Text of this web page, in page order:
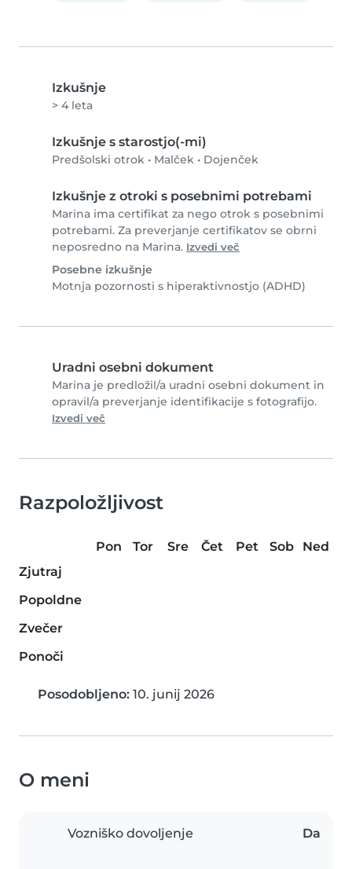
Izkušnje
> 4 leta
Izkušnje s starostjo(-mi)
Predšolski otrok • Malček • Dojenček
Izkušnje z otroki s posebnimi potrebami
Marina ima certifikat za nego otrok s posebnimi
potrebami. Za preverjanje certifikatov se obrni
neposredno na Marina. Izvedi več
Posebne izkušnje
Motnja pozornosti s hiperaktivnostjo (ADHD)
Uradni osebni dokument
Marina je predložil/a uradni osebni dokument in
opravil/a preverjanje identifikacije s fotografijo.
Izvedi več
Razpoložljivost
Pon Tor Sre Čet Pet Sob
Ned
Zjutraj
Popoldne
Zvečer
Ponoči
Posodobljeno: 10. junij 2026
O meni
Vozniško dovoljenje Da